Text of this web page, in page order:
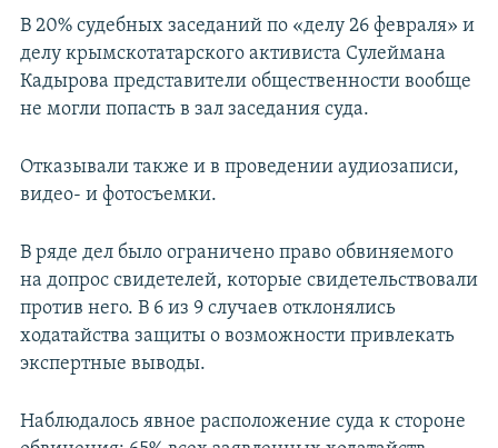
В 20% судебных заседаний по «делу 26 февраля» и
делу крымскотатарского активиста Сулеймана
Кадырова представители общественности вообще
не могли попасть в зал заседания суда.
Отказывали также и в проведении аудиозаписи,
видео- и фотосъемки.
В ряде дел было ограничено право обвиняемого
на допрос свидетелей, которые свидетельствовали
против него. В 6 из 9 случаев отклонялись
ходатайства защиты о возможности привлекать
экспертные выводы.
Наблюдалось явное расположение суда к стороне